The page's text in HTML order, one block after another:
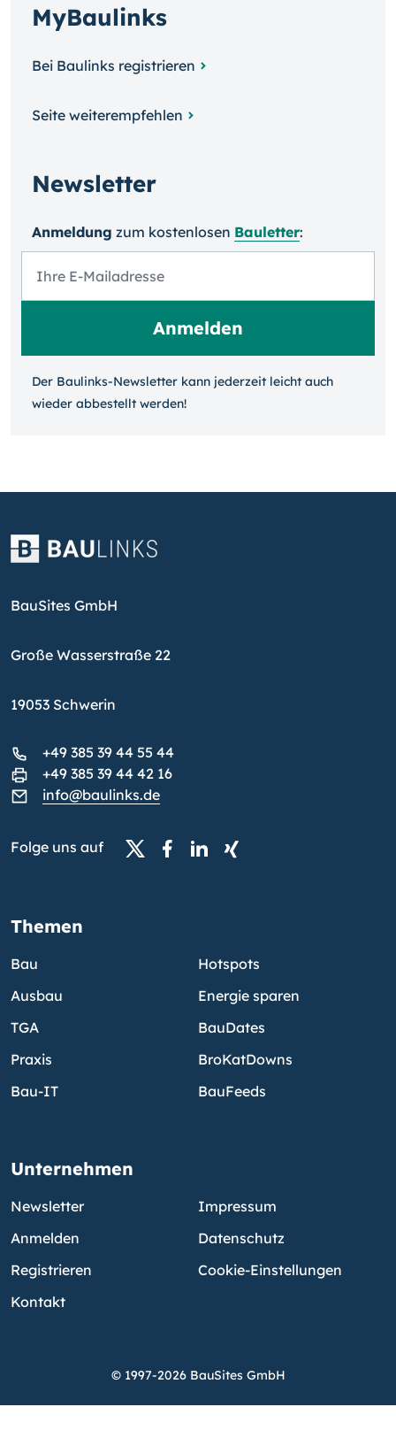
MyBaulinks
Bei Baulinks registrieren
Seite weiterempfehlen
Newsletter
Anmeldung zum kosten­losen Bauletter:
Der Baulinks-Newsletter kann jeder­zeit leicht auch
wieder ab­bestellt werden!
BauSites GmbH
Große Wasserstraße 22
19053 Schwerin
+49 385 39 44 55 44
+49 385 39 44 42 16
info@baulinks.de
Folge uns auf
Themen
Bau
Ausbau
TGA
Praxis
Bau-IT
Hotspots
Energie sparen
BauDates
BroKatDowns
BauFeeds
Unternehmen
Newsletter
Anmelden
Registrieren
Kontakt
Impressum
Datenschutz
Cookie-Einstellungen
© 1997-2026 BauSites GmbH